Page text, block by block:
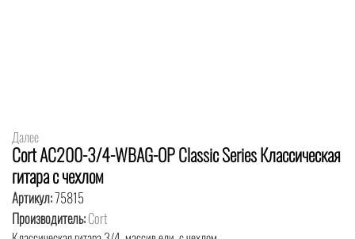
Далее
Cort AC200-3/4-WBAG-OP Classic Series Классическая
гитара с чехлом
Артикул:75815
Производитель:Cort